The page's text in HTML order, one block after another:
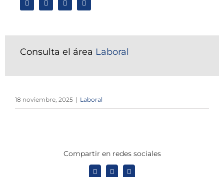
Consulta el área Laboral
18 noviembre, 2025 | Laboral
Compartir en redes sociales
X LinkedInWhatsApp